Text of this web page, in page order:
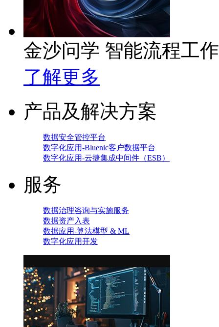
金沙问学 智能流程工
了解更多
产品及解决方案
数据安全管控平台
数字化应用-Bluenic客户数据平台
数字化应用-云捷集成中间件（ESB）
服务
数据治理咨询与实施服务
数据资产入表
数据应用-算法模型 & ML
数字化应用开发